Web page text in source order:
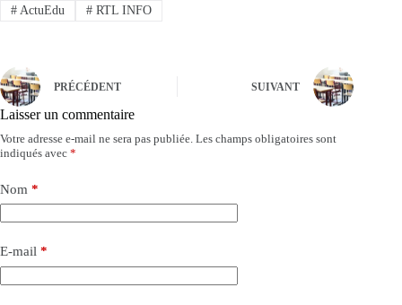
#ActuEdu #RTL INFO
PRÉCÉDENT SUIVANT
Laisser un commentaire
Votre adresse e-mail ne sera pas publiée. Les champs obligatoires sont
indiqués avec *
Nom *
E-mail *